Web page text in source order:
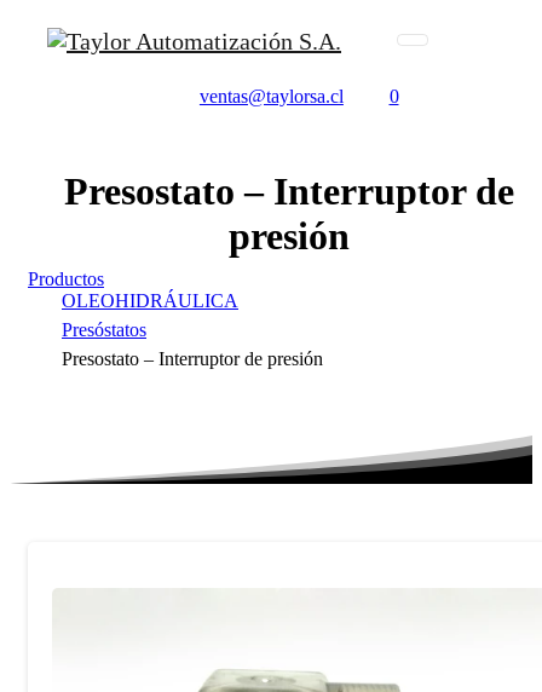
ventas@taylorsa.cl 0
Presostato– Interruptor de
presión
Productos
OLEOHIDRÁULICA
Presóstatos
Presostato – Interruptor de presión